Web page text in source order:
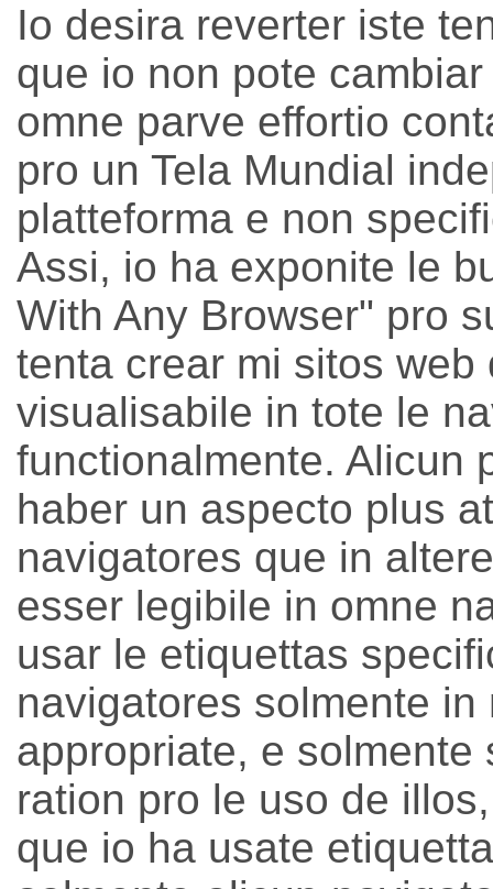
Io desira reverter iste
que io non pote
omne parve effortio
pro un Tela Mundial
platteforma e non
Assi, io ha exponite le
With Any Browser" pro
tenta crear mi sitos web
visualisabile in tote le
functionalmente. Alicun
haber un aspecto plus
navigatores que in
esser legibile in omne
usar le etiquettas
navigatores solmente in
appropriate, e solmente
ration pro le uso de
que io ha usate